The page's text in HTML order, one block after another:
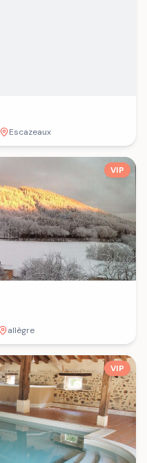
Escazeaux
VIP
allègre
VIP